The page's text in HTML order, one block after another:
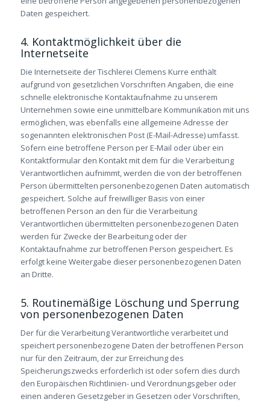
Daten gespeichert.
4. Kontaktmöglichkeit über die
Internetseite
Die Internetseite der Tischlerei Clemens Kurre enthält
aufgrund von gesetzlichen Vorschriften Angaben, die eine
schnelle elektronische Kontaktaufnahme zu unserem
Unternehmen sowie eine unmittelbare Kommunikation mit uns
ermöglichen, was ebenfalls eine allgemeine Adresse der
sogenannten elektronischen Post (E-Mail-Adresse) umfasst.
Sofern eine betroffene Person per E-Mail oder über ein
Kontaktformular den Kontakt mit dem für die Verarbeitung
Verantwortlichen aufnimmt, werden die von der betroffenen
Person übermittelten personenbezogenen Daten automatisch
gespeichert. Solche auf freiwilliger Basis von einer
betroffenen Person an den für die Verarbeitung
Verantwortlichen übermittelten personenbezogenen Daten
werden für Zwecke der Bearbeitung oder der
Kontaktaufnahme zur betroffenen Person gespeichert. Es
erfolgt keine Weitergabe dieser personenbezogenen Daten
an Dritte.
5. Routinemäßige Löschung und Sperrung
von personenbezogenen Daten
Der für die Verarbeitung Verantwortliche verarbeitet und
speichert personenbezogene Daten der betroffenen Person
nur für den Zeitraum, der zur Erreichung des
Speicherungszwecks erforderlich ist oder sofern dies durch
den Europäischen Richtlinien- und Verordnungsgeber oder
einen anderen Gesetzgeber in Gesetzen oder Vorschriften,